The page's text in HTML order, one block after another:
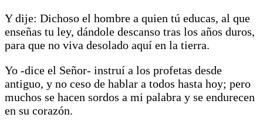
Y dije: Dichoso el hombre a quien tú educas, al que
enseñas tu ley, dándole descanso tras los años duros,
para que no viva desolado aquí en la tierra.
Yo -dice el Señor- instruí a los profetas desde
antiguo, y no ceso de hablar a todos hasta hoy; pero
muchos se hacen sordos a mi palabra y se endurecen
en su corazón.